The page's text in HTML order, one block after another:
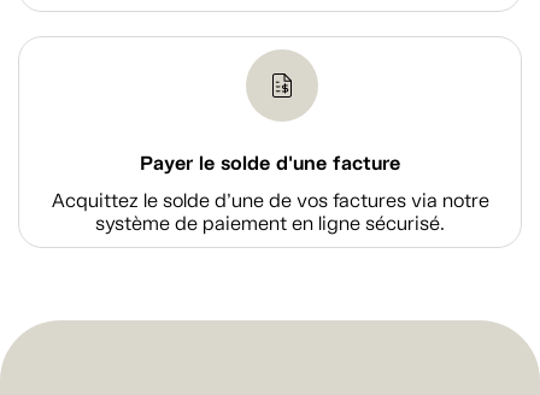
Payer le solde d'une facture
Acquittez le solde d’une de vos factures via notre
système de paiement en ligne sécurisé.